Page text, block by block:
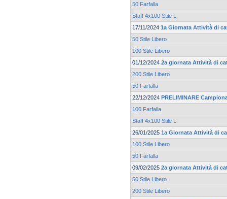
50 Farfalla
Staff 4x100 Stile L.
17/11/2024 1a Giornata Attività di
50 Stile Libero
100 Stile Libero
01/12/2024 2a giornata Attività di
200 Stile Libero
50 Farfalla
22/12/2024 PRELIMINARE
100 Farfalla
Staff 4x100 Stile L.
26/01/2025 1a Giornata Attività di
100 Stile Libero
50 Farfalla
09/02/2025 2a giornata Attività di
50 Stile Libero
200 Stile Libero